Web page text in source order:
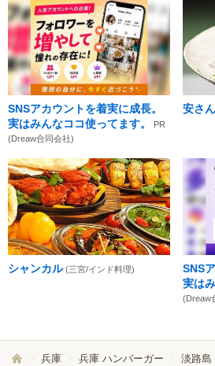
SNSアカウントを着実に成長。
実はみんなココ使ってます。
PR
(Dreaw合同会社)
安さ
シャンカル (三宮/インド料理)
SNS
実は
(Dreaw
兵庫 兵庫 ハンバーガー 淡路島